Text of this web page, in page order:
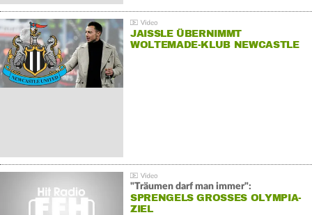
JAISSLE ÜBERNIMMT
WOLTEMADE-KLUB NEWCASTLE
"Träumen darf man immer":
SPRENGELS GROSSES OLYMPIA-Z
IEL